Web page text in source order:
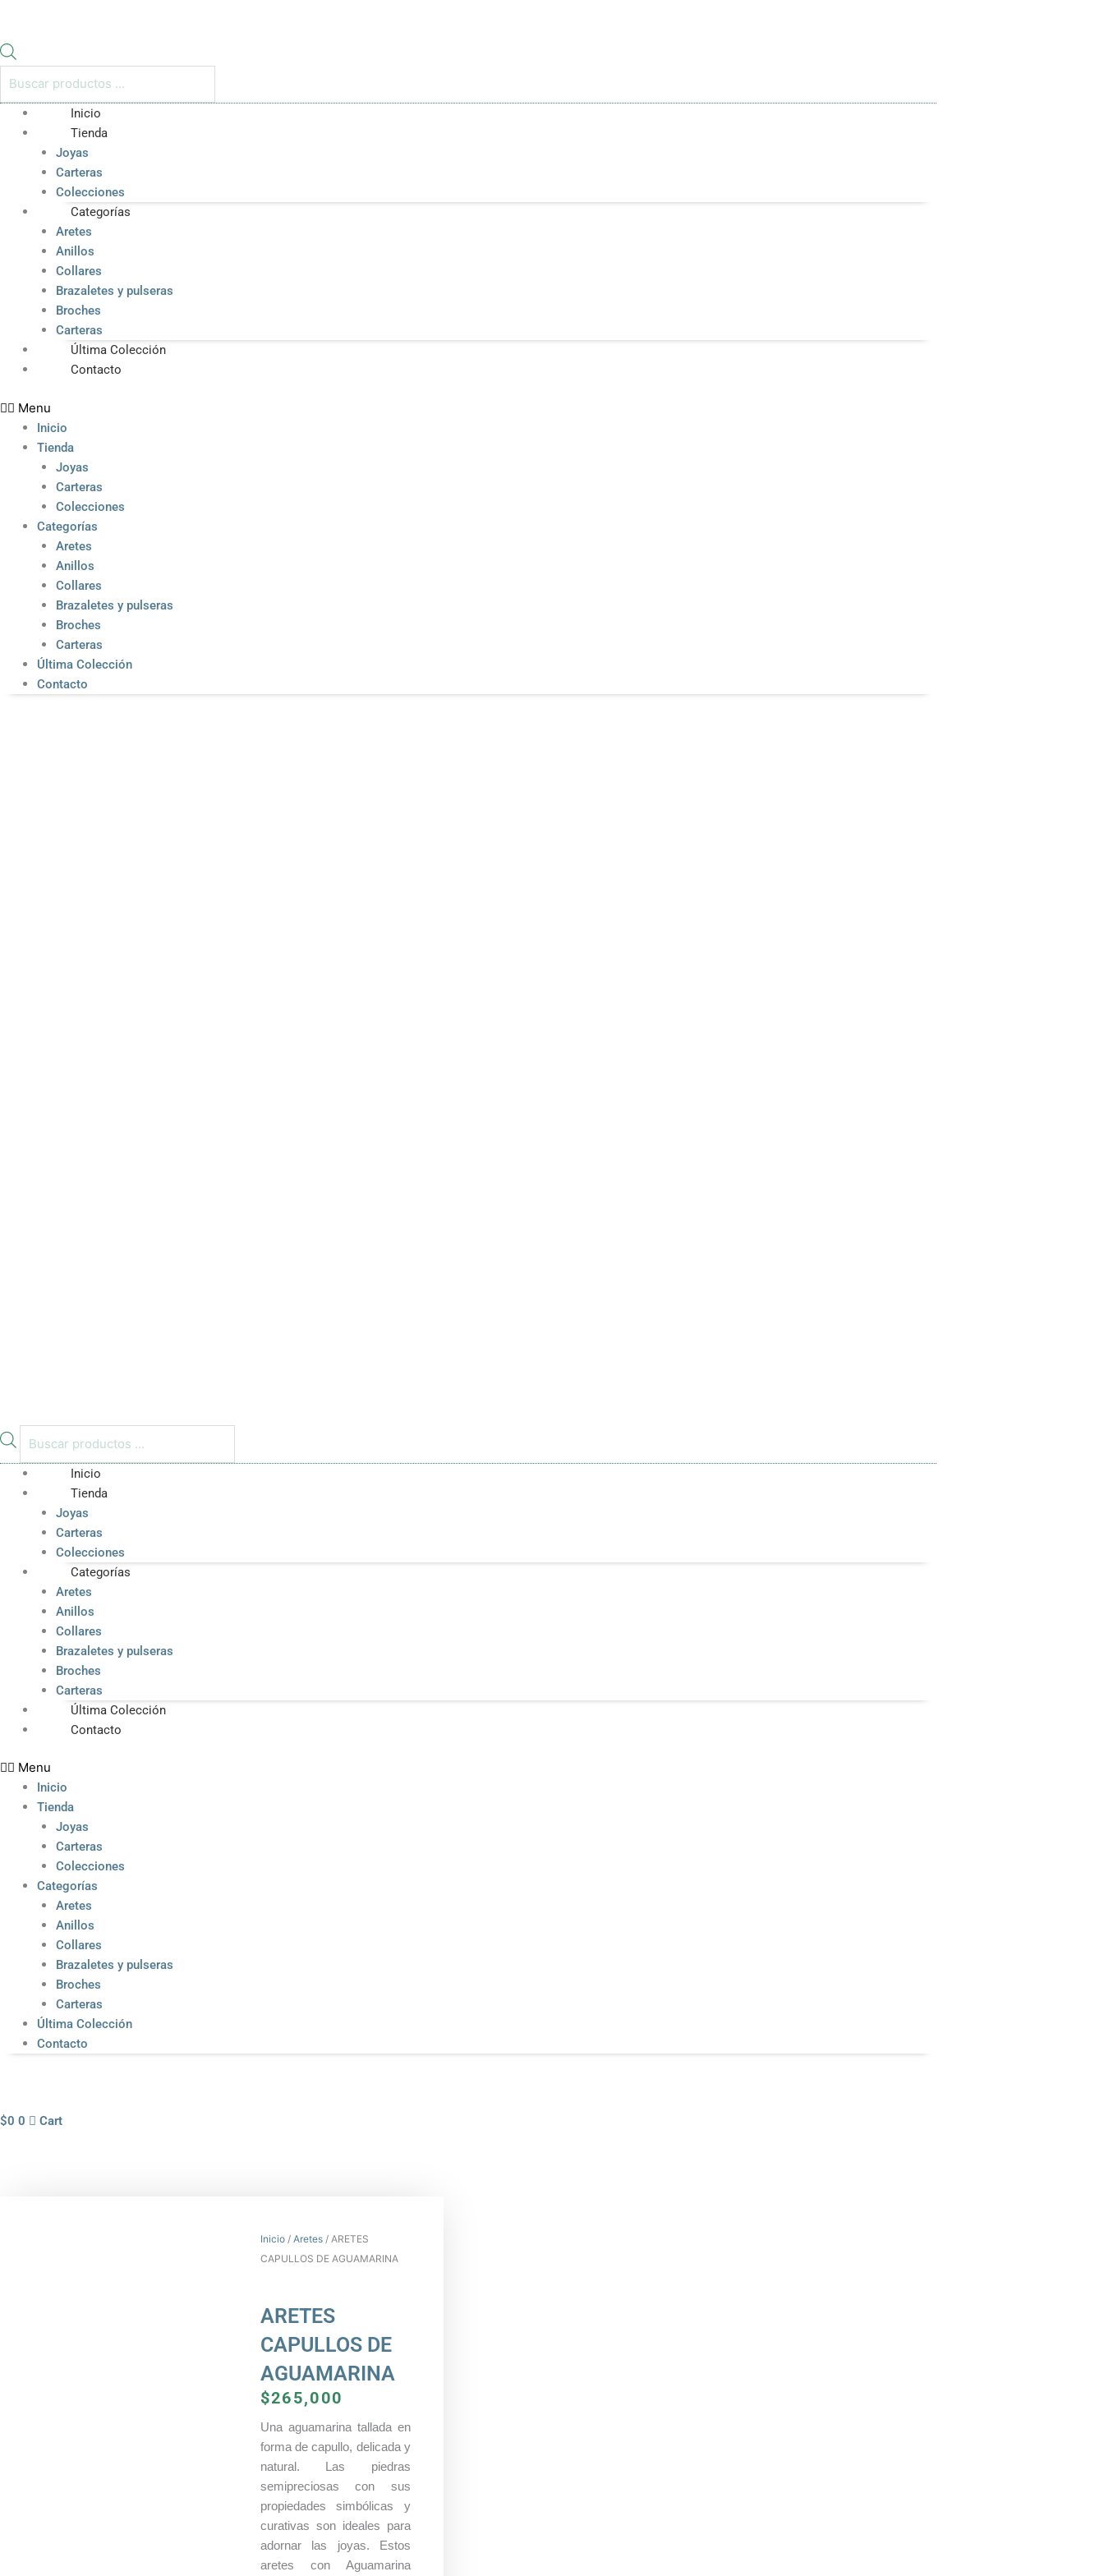
Inicio
Tienda
Joyas
Carteras
Colecciones
Categorías
Aretes
Anillos
Collares
Brazaletes y pulseras
Broches
Carteras
Última Colección
Contacto
Menu
Inicio
Tienda
Joyas
Carteras
Colecciones
Categorías
Aretes
Anillos
Collares
Brazaletes y pulseras
Broches
Carteras
Última Colección
Contacto
Inicio
Tienda
Joyas
Carteras
Colecciones
Categorías
Aretes
Anillos
Collares
Brazaletes y pulseras
Broches
Carteras
Última Colección
Contacto
Menu
Inicio
Tienda
Joyas
Carteras
Colecciones
Categorías
Aretes
Anillos
Collares
Brazaletes y pulseras
Broches
Carteras
Última Colección
Contacto
$0 0 Cart
Inicio/ Aretes/ ARETES
CAPULLOS DE AGUAMARINA
ARETES
CAPULLOS DE
AGUAMARINA
$265,000
Una aguamarina tallada en
forma de capullo, delicada y
natural. Las piedras
semipreciosas con sus
propiedades simbólicas y
curativas son ideales para
adornar las joyas. Estos
aretes con Aguamarina